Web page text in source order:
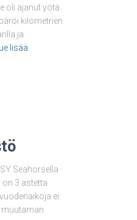
oli ajanut yötä
kilometrien
ja
Lue lisää
Seahorsella
3 astetta
ei
muutaman